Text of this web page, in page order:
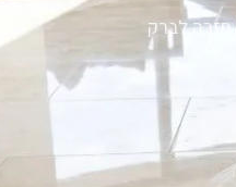
חזרה לברק